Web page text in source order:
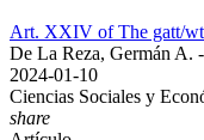
Art. XXIV of The gatt/
De La Reza, Germán A.
2024-01-10
Ciencias Sociales y
share